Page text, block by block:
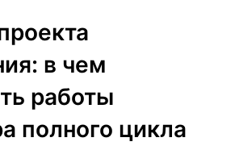
в чем
работы
полного цикла